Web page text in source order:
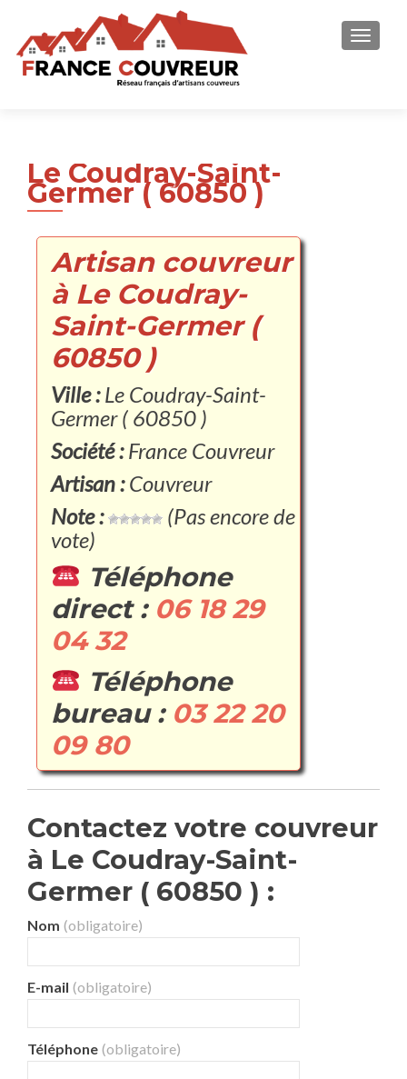
Le Coudray-Saint-
Germer ( 60850 )
Artisan couvreur
à Le Coudray-
Saint-Germer (
60850 )
Ville :Le Coudray-Saint-
Germer ( 60850 )
Société :France Couvreur
Artisan :Couvreur
Note :
(Pas encore de
vote)
Téléphone
direct : 06 18 29
04 32
Téléphone
bureau : 03 22 20
09 80
Contactez votre couvreur
à Le Coudray-Saint-
Germer ( 60850 ) :
Nom (obligatoire)
E-mail (obligatoire)
Téléphone (obligatoire)